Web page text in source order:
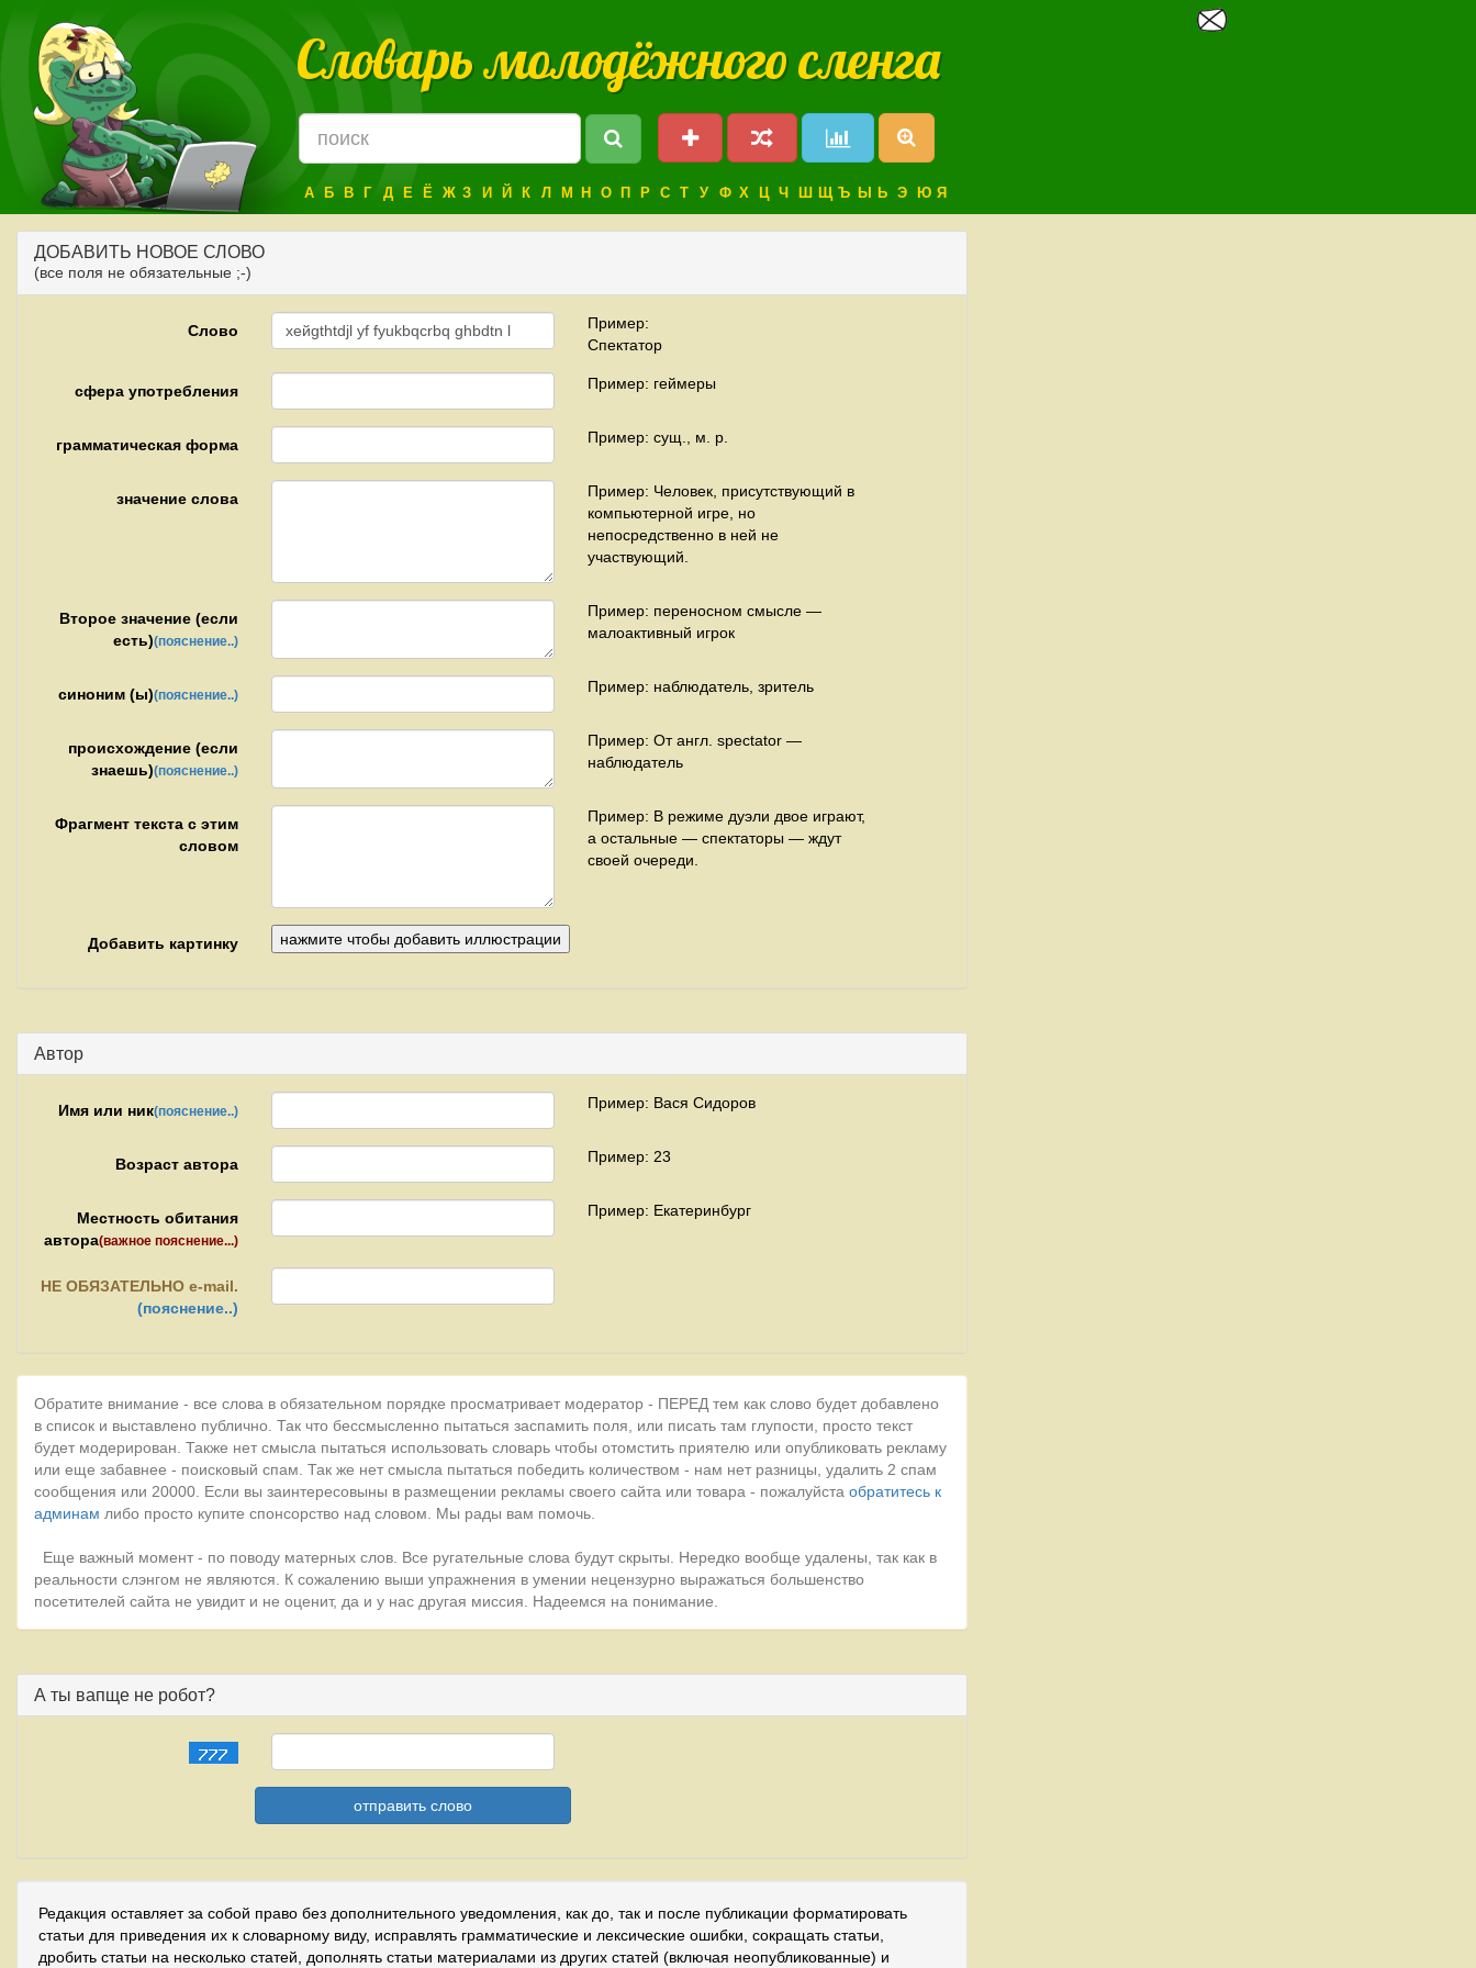
Словарь молодёжного сленга
А Б В Г Д Е Ё Ж З И Й К Л М Н О П Р С Т У Ф Х Ц Ч Ш Щ Ъ Ы Ь Э Ю Я
ДОБАВИТЬ НОВОЕ СЛОВО
(все поля не обязательные ;-)
Слово
Пример:
Спектатор
сфера употребления Пример: геймеры
грамматическая форма Пример: сущ., м. р.
значение слова
Пример: Человек, присутствующий в
компьютерной игре, но
непосредственно в ней не
участвующий.
Второе значение (если
есть)(пояснение..)
Пример: переносном смысле —
малоактивный игрок
синоним (ы)(пояснение..) Пример: наблюдатель, зритель
происхождение (если
знаешь)(пояснение..)
Пример: От англ. spectator —
наблюдатель
Фрагмент текста с этим
словом
Пример: В режиме дуэли двое играют,
а остальные — спектаторы — ждут
своей очереди.
Добавить картинку
Автор
Имя или ник(пояснение..) Пример: Вася Сидоров
Возраст автора Пример: 23
Местность обитания
автора(важное пояснение...)
Пример: Екатеринбург
НЕ ОБЯЗАТЕЛЬНО e-mail.
(пояснение..)
Обратите внимание - все слова в обязательном порядке просматривает модератор - ПЕРЕД тем как слово будет добавлено
в список и выставлено публично. Так что бессмысленно пытаться заспамить поля, или писать там глупости, просто текст
будет модерирован. Также нет смысла пытаться использовать словарь чтобы отомстить приятелю или опубликовать рекламу
или еще забавнее - поисковый спам. Так же нет смысла пытаться победить количеством - нам нет разницы, удалить 2 спам
сообщения или 20000. Если вы заинтересовыны в размещении рекламы своего сайта или товара - пожалуйста обратитесь к
админам либо просто купите спонсорство над словом. Мы рады вам помочь.
Еще важный момент - по поводу матерных слов. Все ругательные слова будут скрыты. Нередко вообще удалены, так как в
реальности слэнгом не являются. К сожалению выши упражнения в умении нецензурно выражаться большенство
посетителей сайта не увидит и не оценит, да и у нас другая миссия. Надеемся на понимание.
А ты вапще не робот?
Редакция оставляет за собой право без дополнительного уведомления, как до, так и после публикации форматировать
статьи для приведения их к словарному виду, исправлять грамматические и лексические ошибки, сокращать статьи,
дробить статьи на несколько статей, дополнять статьи материалами из других статей (включая неопубликованные) и